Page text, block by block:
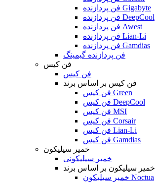
فن پردازنده Gigabyte
فن پردازنده DeepCool
فن پردازنده Awest
فن پردازنده Lian-Li
فن پردازنده Gamdias
فن پردازنده گیمینگ
فن کیس
فن کیس
فن کیس بر اساس برند
فن کیس Green
فن کیس DeepCool
فن کیس MSI
فن کیس Corsair
فن کیس Lian-Li
فن کیس Gamdias
خمیر سیلیکون
خمیر سیلیکونی
خمیر سیلیکون بر اساس برند
خمیر سیلیکون Noctua